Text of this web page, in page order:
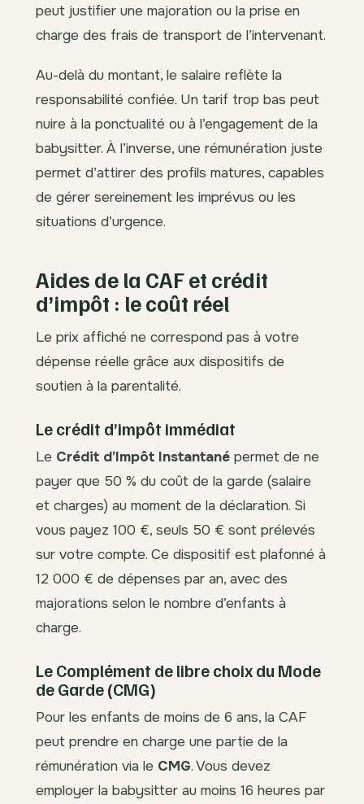
peut justifier une majoration ou la prise en
charge des frais de transport de l’intervenant.
Au-delà du montant, le salaire reflète la
responsabilité confiée. Un tarif trop bas peut
nuire à la ponctualité ou à l’engagement de la
babysitter. À l’inverse, une rémunération juste
permet d’attirer des profils matures, capables
de gérer sereinement les imprévus ou les
situations d’urgence.
Aides de la CAF et crédit
d’impôt : le coût réel
Le prix affiché ne correspond pas à votre
dépense réelle grâce aux dispositifs de
soutien à la parentalité.
Le crédit d’impôt immédiat
Le Crédit d’Impôt Instantané permet de ne
payer que 50 % du coût de la garde (salaire
et charges) au moment de la déclaration. Si
vous payez 100 €, seuls 50 € sont prélevés
sur votre compte. Ce dispositif est plafonné à
12 000 € de dépenses par an, avec des
majorations selon le nombre d’enfants à
charge.
Le Complément de libre choix du Mode
de Garde (CMG)
Pour les enfants de moins de 6 ans, la CAF
peut prendre en charge une partie de la
rémunération via le CMG. Vous devez
employer la babysitter au moins 16 heures par